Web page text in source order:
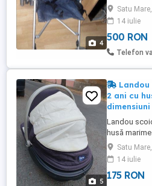
4
foarte usor,
Din
cat două
(poze), husă
termo iarnă.
Satu
14 iulie
500 RON
Telefon
5
2 ani cu
Landou
husă
90x47cm,
Satu
14 iulie
175 RON